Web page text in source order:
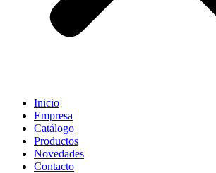
Inicio
Empresa
Catálogo
Productos
Novedades
Contacto